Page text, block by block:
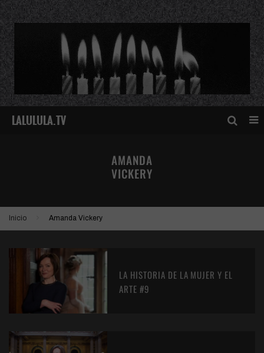
¿QUÉ ES ESTO?
AMANDA
VICKERY
Inicio Amanda Vickery
LA HISTORIA DE LA MUJER Y EL
ARTE #9